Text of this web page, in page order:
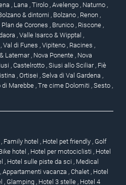
, Lana , Tirolo , Avelengo , Naturno ,
& dintorni , Bolzano , Renon ,
de Corones , Brunico , Riscone ,
, Valle Isarco & Wipptal ,
, Val di Funes , Vipiteno , Racines ,
Latemar, Nova Ponente , Nova
, Castelrotto , Siusi allo Sciliar , Fiè
, Ortisei , Selva di Val Gardena ,
di Marebbe , Tre cime Dolomiti , Sesto ,
, Family hotel , Hotel pet friendly , Golf
hotel , Hotel per motociclisti , Hotel
, Hotel sulle piste da sci , Medical
, Appartamenti vacanza , Chalet , Hotel
, Glamping , Hotel 3 stelle , Hotel 4